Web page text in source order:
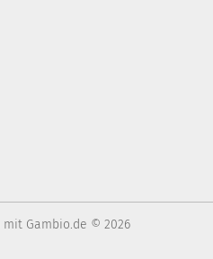
mit Gambio.de © 2026